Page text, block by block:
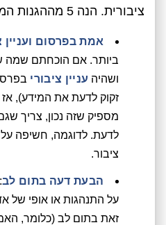
ציבורית. הנה 5 מההגנות המרכזיות:
אמת בפרסום ועניין
ביותר. אם הוכחתם
ושהיה עניין ציבורי
זקוק לדעת את המידע),
מספיק שזה נכון, צריך
לדעת. לדוגמה, חשיפה
ציבור.
הבעת דעה בתום לב
על התנהגות או אופי של
זאת בתום לב (כלומר,